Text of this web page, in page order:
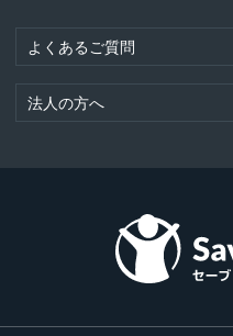
よくあるご質問
法人の方へ